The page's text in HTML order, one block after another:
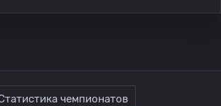
чемпионатов